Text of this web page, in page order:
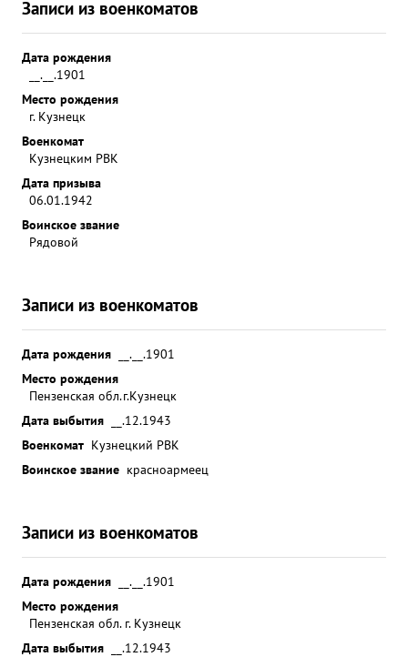
Записи из военкоматов
Дата рождения
__.__.1901
Место рождения
г. Кузнецк
Военкомат
Кузнецким РВК
Дата призыва
06.01.1942
Воинское звание
Рядовой
Записи из военкоматов
Дата рождения
__.__.1901
Место рождения
Пензенская обл.г.Кузнецк
Дата выбытия
__.12.1943
Военкомат Кузнецкий РВК
Воинское звание красноармеец
Записи из военкоматов
Дата рождения
__.__.1901
Место рождения
Пензенская обл. г. Кузнецк
Дата выбытия
__.12.1943